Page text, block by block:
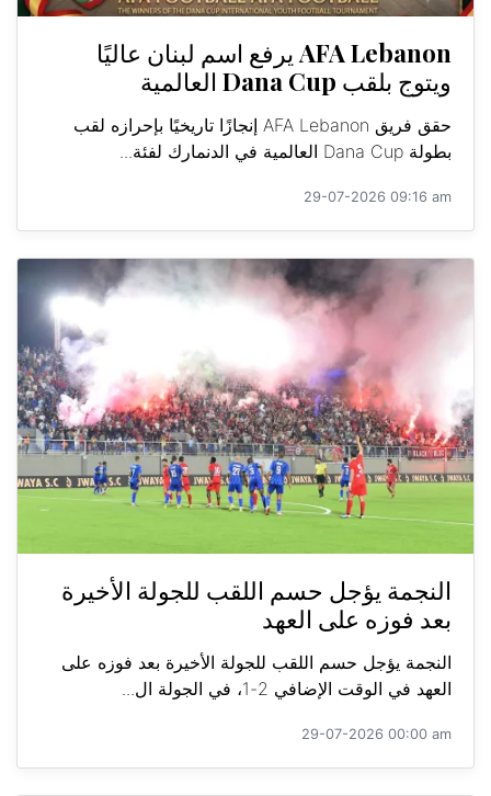
AFA Lebanon يرفع اسم لبنان عاليًا
ويتوج بلقب Dana Cup العالمية
حقق فريق AFA Lebanon إنجازًا تاريخيًا بإحرازه لقب
بطولة Dana Cup العالمية في الدنمارك لفئة...
29-07-2026 09:16 am
النجمة يؤجل حسم اللقب للجولة الأخيرة
بعد فوزه على العهد
النجمة يؤجل حسم اللقب للجولة الأخيرة بعد فوزه على
العهد في الوقت الإضافي 2-1، في الجولة ال...
29-07-2026 00:00 am